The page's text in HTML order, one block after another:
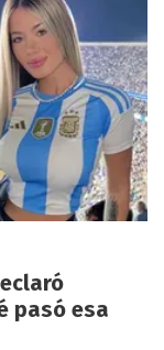
pasó esa